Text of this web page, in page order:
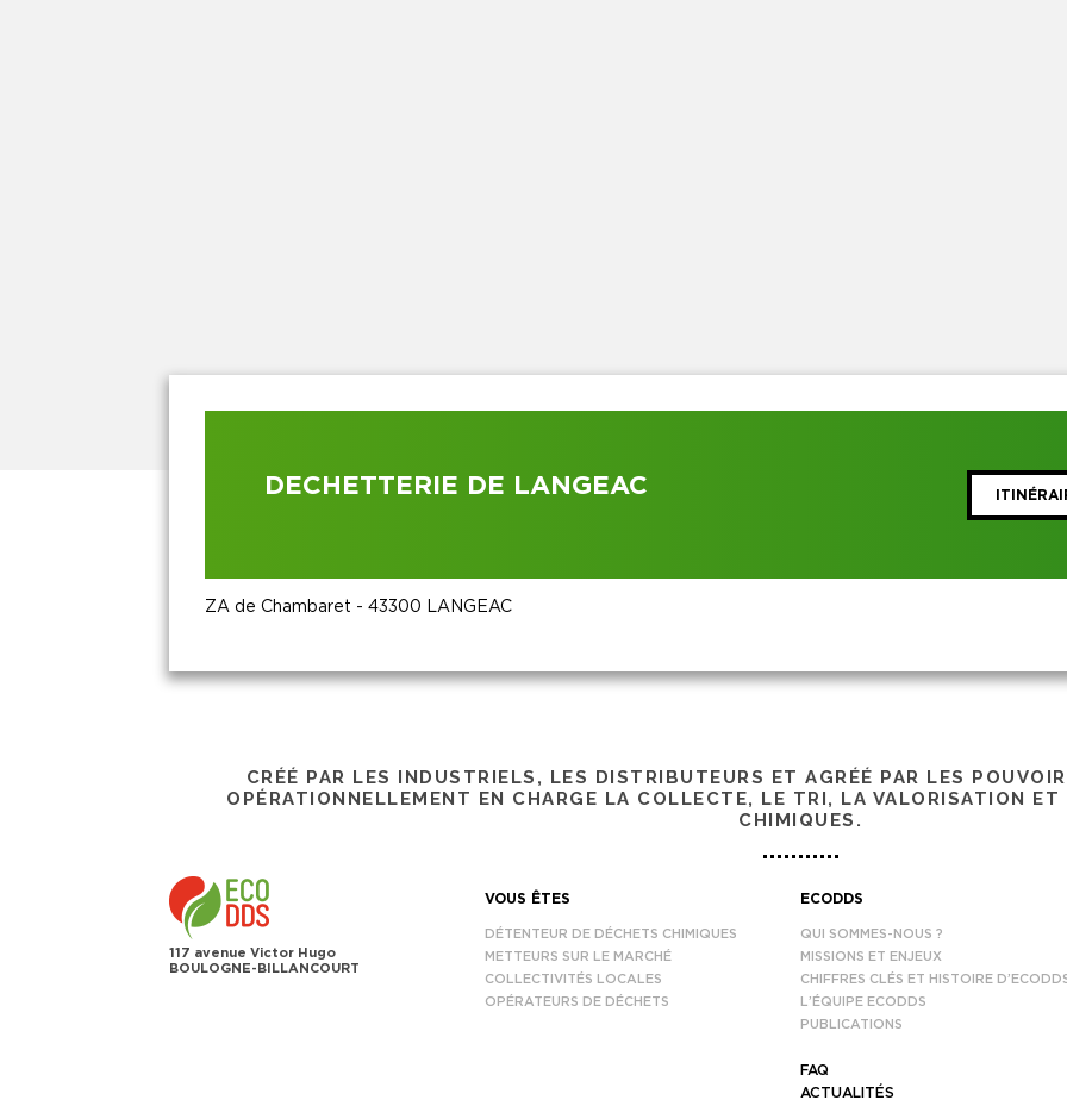
DECHETTERIE DE LANGEAC
ZA de Chambaret - 43300 LANGEAC
CRÉÉ PAR LES INDUSTRIELS, LES DISTRIBUTEURS ET AGRÉÉ PAR LES
OPÉRATIONNELLEMENT EN CHARGE LA COLLECTE, LE TRI, LA VALORISATION ET
CHIMIQUES.
117 avenue Victor Hugo
BOULOGNE-BILLANCOURT
VOUS ÊTES
DÉTENTEUR DE DÉCHETS CHIMIQUES
METTEURS SUR LE MARCHÉ
COLLECTIVITÉS LOCALES
OPÉRATEURS DE DÉCHETS
ECODDS
QUI SOMMES-NOUS ?
MISSIONS ET ENJEUX
CHIFFRES CLÉS ET HISTOIRE
L’ÉQUIPE ECODDS
PUBLICATIONS
FAQ
ACTUALITÉS